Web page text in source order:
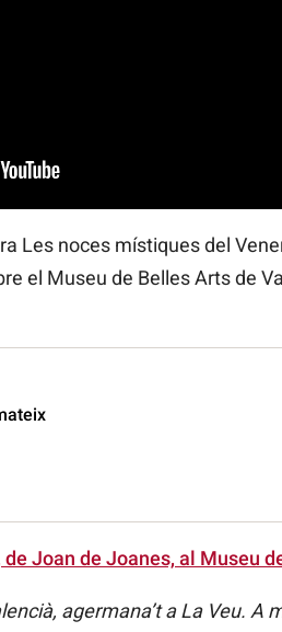
Les noces místiques del
el Museu de Belles Arts de
Joan de Joanes, al Museu
agermana’t a La Veu. A